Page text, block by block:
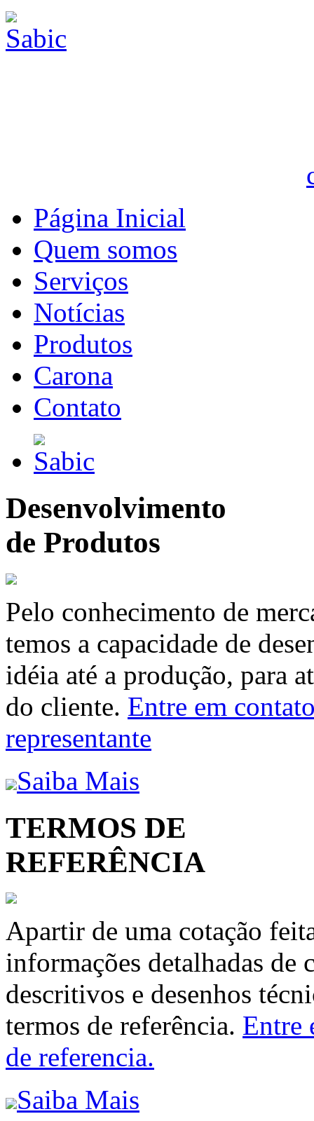
Página Inicial
Quem somos
Serviços
Notícias
Produtos
Carona
Contato
Desenvolvimento
de Produtos
Pelo conhecimento de
temos a capacidade de
idéia até a produção, para
do cliente. Entre em
representante
Saiba Mais
TERMOS DE
REFERÊNCIA
Apartir de uma cotação
informações detalhadas de
descritivos e desenhos
termos de referência. Entre
de referencia.
Saiba Mais